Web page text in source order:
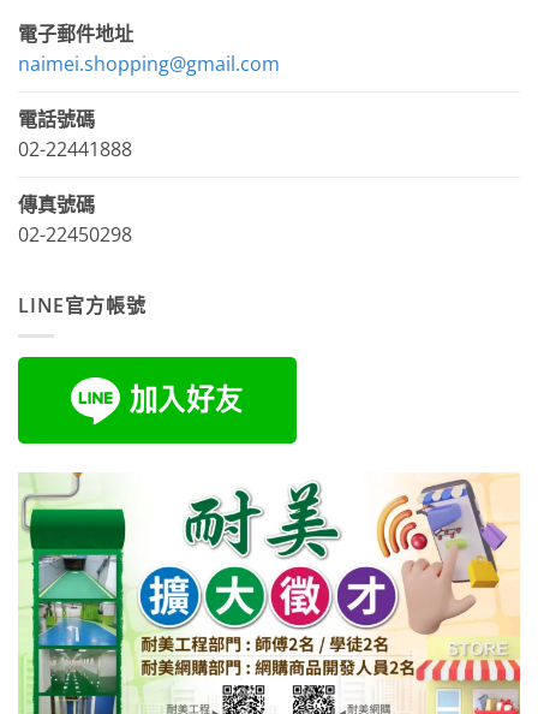
電子郵件地址
naimei.shopping@gmail.com
電話號碼
02-22441888
傳真號碼
02-22450298
LINE官方帳號